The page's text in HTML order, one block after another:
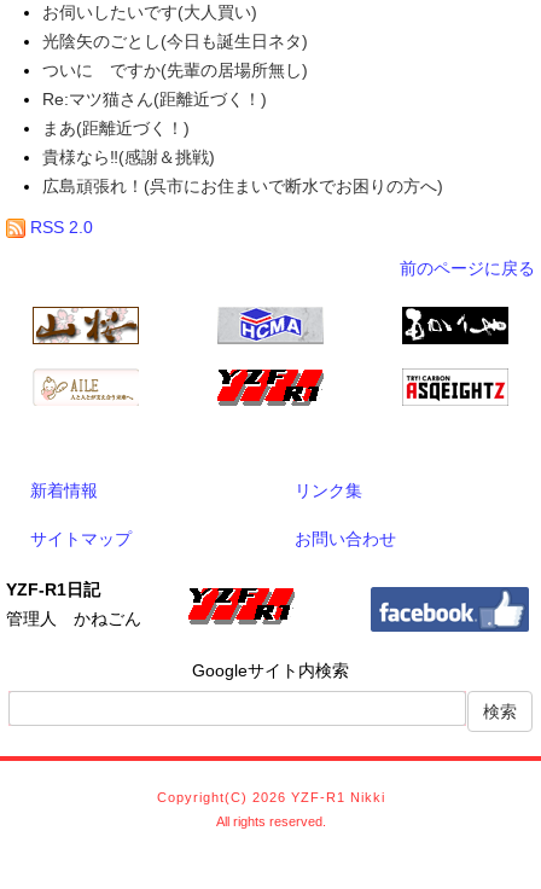
お伺いしたいです(大人買い)
光陰矢のごとし(今日も誕生日ネタ)
ついに ですか(先輩の居場所無し)
Re:マツ猫さん(距離近づく！)
まあ(距離近づく！)
貴様なら‼(感謝＆挑戦)
広島頑張れ！(呉市にお住まいで断水でお困りの方へ)
RSS 2.0
前のページに戻る
新着情報 リンク集
サイトマップ お問い合わせ
YZF-R1日記
管理人 かねごん
Googleサイト内検索
Copyright(C) 2026 YZF-R1 Nikki
All rights reserved.